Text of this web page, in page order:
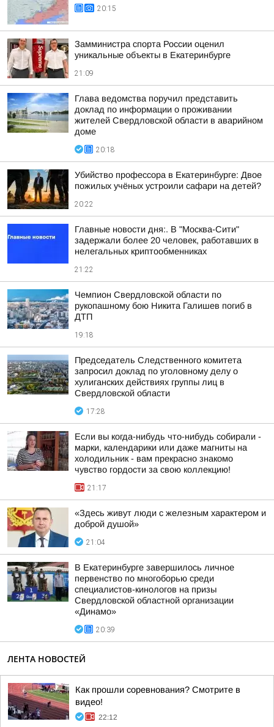
20:15
Замминистра спорта России оценил
уникальные объекты в Екатеринбурге
21:09
Глава ведомства поручил представить
доклад по информации о проживании
жителей Свердловской области в аварийном
доме
20:18
Убийство профессора в Екатеринбурге: Двое
пожилых учёных устроили сафари на детей?
20:22
Главные новости дня:. В "Москва-Сити"
задержали более 20 человек, работавших в
нелегальных криптообменниках
21:22
Чемпион Свердловской области по
рукопашному бою Никита Галишев погиб в
ДТП
19:18
Председатель Следственного комитета
запросил доклад по уголовному делу о
хулиганских действиях группы лиц в
Свердловской области
17:28
Если вы когда-нибудь что-нибудь собирали -
марки, календарики или даже магниты на
холодильник - вам прекрасно знакомо
чувство гордости за свою коллекцию!
21:17
«Здесь живут люди с железным характером и
доброй душой»
21:04
В Екатеринбурге завершилось личное
первенство по многоборью среди
специалистов-кинологов на призы
Свердловской областной организации
«Динамо»
20:39
ЛЕНТА НОВОСТЕЙ
Как прошли соревнования? Смотрите в
видео!
22:12